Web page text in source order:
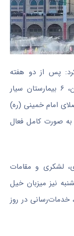
کرد: پس از دو هفته
برنامه‌ریزی فشرده در کمیته بهداشت و درمان، ۶ بیمارستان سیار
در مصلای امام خمینی (ره)
به‌ صورت کامل فعال
لشکری و مقامات
نیز میزبان خیل
خدمات‌رسانی در روز